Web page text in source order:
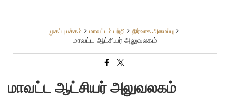
முகப்பு பக்கம் மாவட்டம் பற்றி நிர்வாக அமைப்பு
மாவட்ட ஆட்சியர் அலுவலகம்
மாவட்ட ஆட்சியர் அலுவலகம்